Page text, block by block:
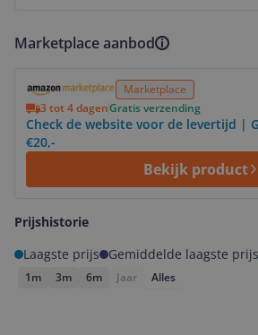
Marketplace aanbod
Marketplace
3 tot 4 dagenGratis verzending
Check de website voor de levertijd |
€20,-
Bekijk product
Prijshistorie
Laagste prijs
Gemiddelde laagste prijs
1m 3m 6m Jaar Alles